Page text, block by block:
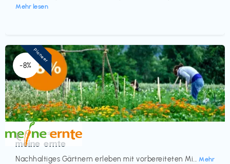
Mehr lesen
-8%
Küche & Haushalt
meine ernte
Nachhaltiges Gärtnern erleben mit vorbereiteten Mi... Mehr
€‎
Pioneer